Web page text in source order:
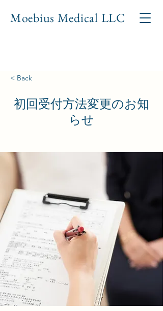
Moebius Medical LLC
< Back
初回受付方法変更のお知
らせ